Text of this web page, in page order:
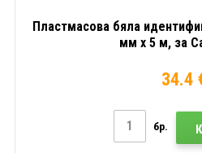
Пластмасова бяла
мм x 5 м, за
34.4
бр.